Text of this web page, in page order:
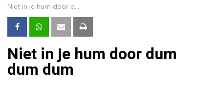
Niet in je hum door dum dum dum
Niet in je hum door dum
dum dum